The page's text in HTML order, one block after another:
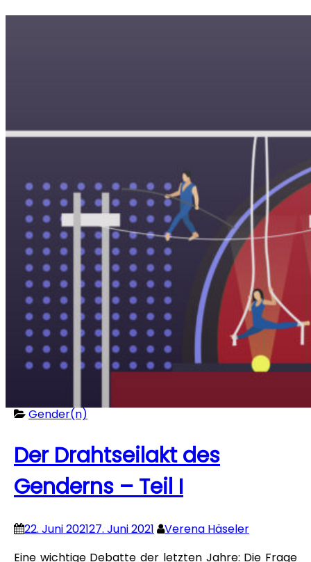
Gender(n)
Der Drahtseilakt des
Genderns – Teil I
22. Juni 202127. Juni 2021
Verena Häseler
Eine wichtige Debatte der letzten Jahre: Die Frage